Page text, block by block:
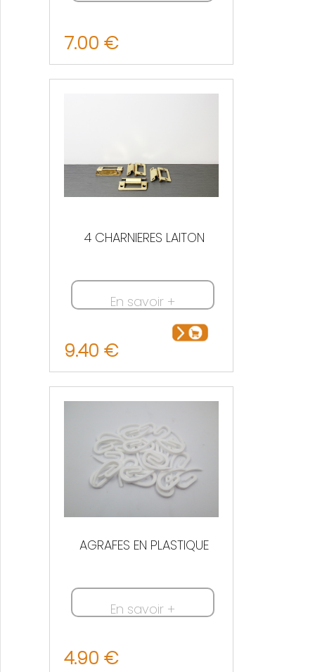
7.00 €
4 CHARNIERES LAITON
En savoir +
9.40 €
AGRAFES EN PLASTIQUE
En savoir +
4.90 €